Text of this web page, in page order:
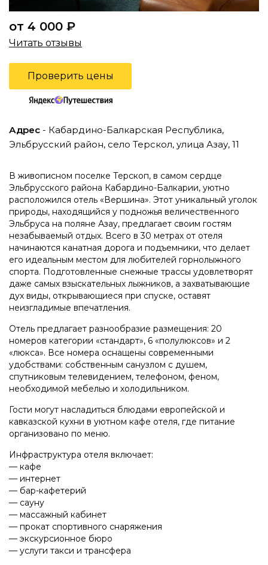
от 4 000 ₽
Читать отзывы
Проверить цены
Адрес - Кабардино-Балкарская Республика,
Эльбрусский район, село Терскол, улица Азау, 11
В живописном поселке Терскоп, в самом сердце
Эльбрусского района Кабардино-Балкарии, уютно
расположился отель «Вершина». Этот уникальный уголок
природы, находящийся у подножья величественного
Эльбруса на поляне Азау, предлагает своим гостям
незабываемый отдых. Всего в 30 метрах от отеля
начинаются канатная дорога и подъемники, что делает
его идеальным местом для любителей горнолыжного
спорта. Подготовленные снежные трассы удовлетворят
даже самых взыскательных лыжников, а захватывающие
дух виды, открывающиеся при спуске, оставят
неизгладимые впечатления.
Отель предлагает разнообразие размещения: 20
номеров категории «стандарт», 6 «полулюксов» и 2
«люкса». Все номера оснащены современными
удобствами: собственным санузлом с душем,
спутниковым телевидением, телефоном, феном,
необходимой мебелью и холодильником.
Гости могут насладиться блюдами европейской и
кавказской кухни в уютном кафе отеля, где питание
организовано по меню.
Инфраструктура отеля включает:
— кафе
— интернет
— бар-кафетерий
— сауну
— массажный кабинет
— прокат спортивного снаряжения
— экскурсионное бюро
— услуги такси и трансфера